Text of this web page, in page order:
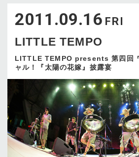
2
3 4 5
16
17 18
23
24 25 26
30
31
2011.09.16 FRI
LITTLE TEMPO
LITTLE TEMPO presents 第四回
ャル！『太陽の花嫁』披露宴